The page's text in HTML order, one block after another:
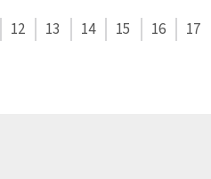
12 13 14 15 16 17